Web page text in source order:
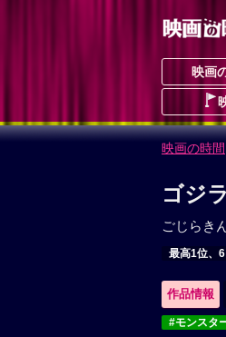
映画
映画の時間
ゴジ
ごじらき
最高1位、
作品情報
#モンスタ